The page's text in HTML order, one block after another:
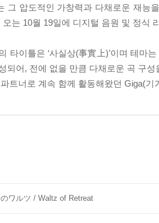
그 압도적인 가창력과 다채로운 재능
오는 10월 19일에 디지털 음원 및 정식
타이틀은 ‘사실상(事實上)’이며 테마
되어, 전에 없을 만큼 다채로운 곡 구성
트너로 계속 함께 활동해왔던 Giga(
ワルツ / Waltz of Retreat